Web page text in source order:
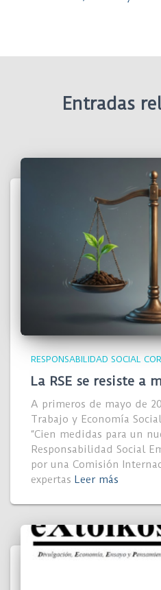
Entradas
RESPONSABILIDAD SOCIAL
La RSE se resiste a
A primeros de mayo de
Trabajo y Economía
“Cien medidas para un
Responsabilidad Social
por una Comisión
expertas Leer más